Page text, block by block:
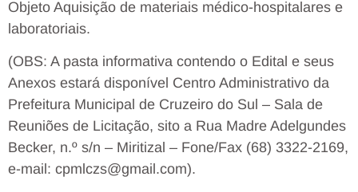
Objeto Aquisição de materiais médico-hospitalares e
laboratoriais.
(OBS: A pasta informativa contendo o Edital e seus
Anexos estará disponível Centro Administrativo da
Prefeitura Municipal de Cruzeiro do Sul – Sala de
Reuniões de Licitação, sito a Rua Madre Adelgundes
Becker, n.º s/n – Miritizal – Fone/Fax (68) 3322-2169,
e-mail: cpmlczs@gmail.com).